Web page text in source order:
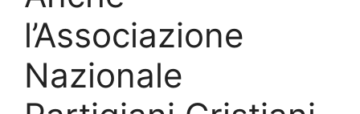
l’Associazione
Nazionale